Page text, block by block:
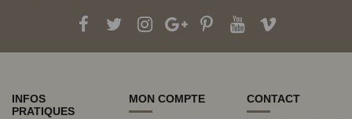
INFOS
PRATIQUES
MON COMPTE CONTACT